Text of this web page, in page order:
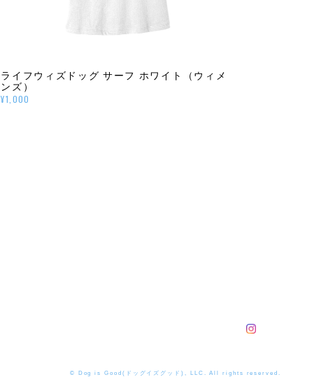
ライフウィズドッグ サーフ ホワイト（ウィメ
ンズ）
¥1,000
© Dog is Good(ドッグイズグッド), LLC. All rights reserved.